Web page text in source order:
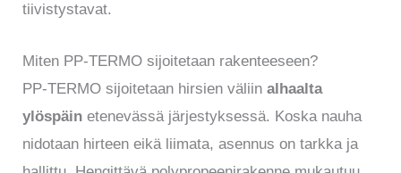
tiivistystavat.
Miten PP-TERMO sijoitetaan rakenteeseen?
PP-TERMO sijoitetaan hirsien väliinalhaalta
ylöspäin etenevässä järjestyksessä. Koska nauha
nidotaan hirteen eikä liimata, asennus on tarkka ja